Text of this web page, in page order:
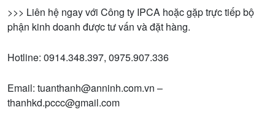
>>> Liên hệ ngay với Công ty IPCA hoặc gặp trực tiếp bộ
phận kinh doanh được tư vấn và đặt hàng.
Hotline: 0914.348.397, 0975.907.336
Email: tuanthanh@anninh.com.vn –
thanhkd.pccc@gmail.com